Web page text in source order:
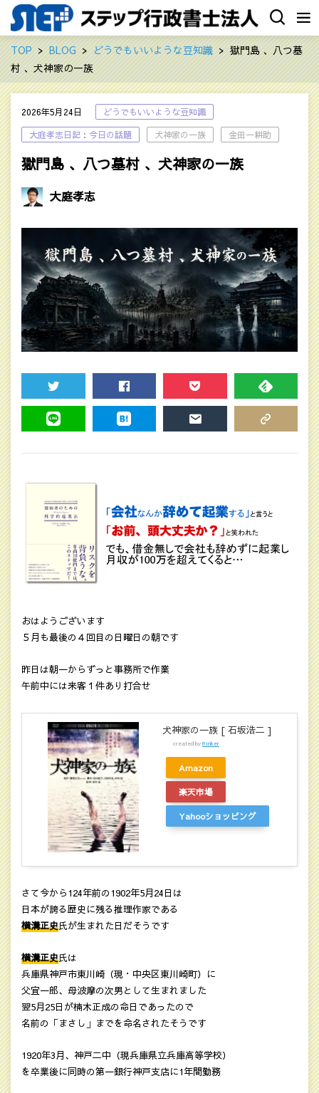
TOP BLOG どうでもいいような豆知識
獄門島 、八つ墓
村 、犬神家の一族
2026年5月24日
どうでもいいような豆知識
大庭孝志日記：今日の話題
犬神家の一族 金田一耕助
獄門島 、八つ墓村 、犬神家の一族
大庭孝志
TWEET SHARE POCKET FEEDLY
おはようございます
５月も最後の４回目の日曜日の朝です
昨日は朝一からずっと事務所で作業
午前中には来客１件あり打合せ
犬神家の一族 [ 石坂浩二 ]
created byRinker
Amazon
楽天市場
Yahooショッピング
さて今から124年前の1902年5月24日は
日本が誇る歴史に残る推理作家である
横溝正史氏が生まれた日だそうです
横溝正史氏は
兵庫県神戸市東川崎（現・中央区東川崎町）に
父宜一郎、母波摩の次男として生まれました
翌5月25日が楠木正成の命日であったので
名前の「まさし」までを命名されたそうです
1920年3月、神戸二中（現兵庫県立兵庫高等学校）
を卒業後に同時の第一銀行神戸支店に1年間勤務